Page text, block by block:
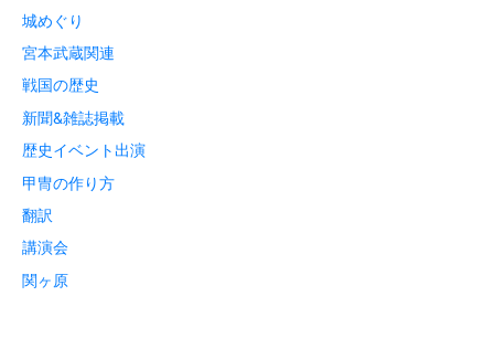
城めぐり
宮本武蔵関連
戦国の歴史
新聞&雑誌掲載
歴史イベント出演
甲冑の作り方
翻訳
講演会
関ヶ原